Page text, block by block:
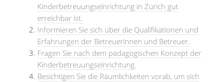
Kinderbetreuungseinrichtung in Zürich gut
erreichbar ist.
Informieren Sie sich über die Qualifikationen und
Erfahrungen der Betreuerinnen und Betreuer.
Fragen Sie nach dem pädagogischen Konzept der
Kinderbetreuungseinrichtung.
Besichtigen Sie die Räumlichkeiten vorab, um sich